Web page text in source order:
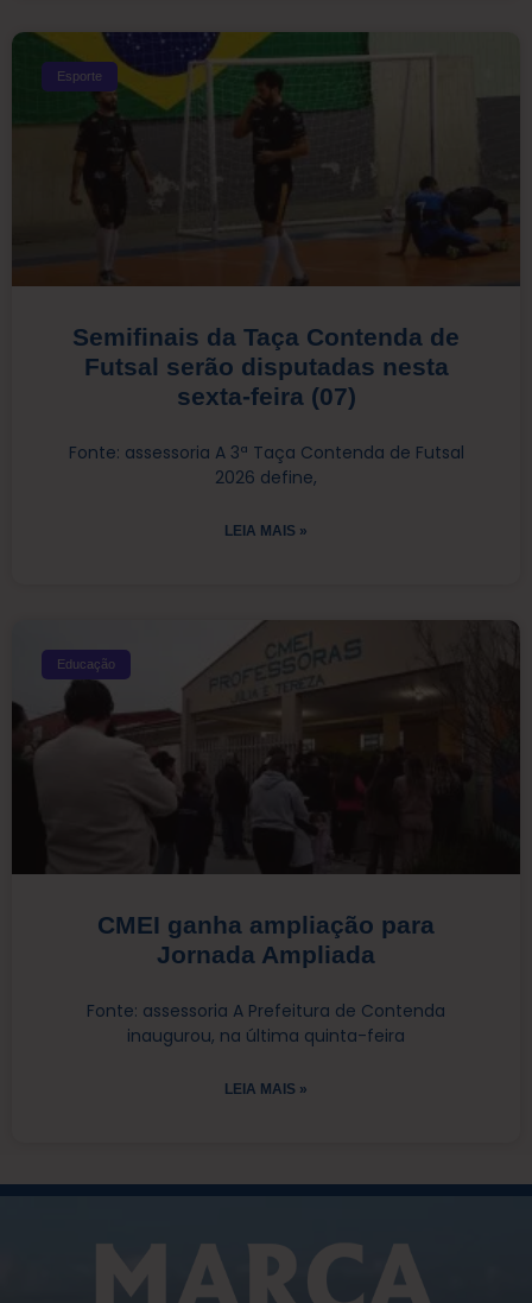
Esporte
Semifinais da Taça Contenda de
Futsal serão disputadas nesta
sexta-feira (07)
Fonte: assessoria A 3ª Taça Contenda de Futsal
2026 define,
LEIA MAIS »
Educação
CMEI ganha ampliação para
Jornada Ampliada
Fonte: assessoria A Prefeitura de Contenda
inaugurou, na última quinta-feira
LEIA MAIS »